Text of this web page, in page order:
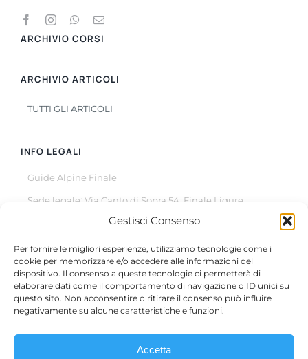
Gestisci Consenso
Per fornire le migliori esperienze, utilizziamo tecnologie come i
cookie per memorizzare e/o accedere alle informazioni del
dispositivo. Il consenso a queste tecnologie ci permetterà di
elaborare dati come il comportamento di navigazione o ID unici su
questo sito. Non acconsentire o ritirare il consenso può influire
negativamente su alcune caratteristiche e funzioni.
Accetta
ARCHIVIO CORSI
ARCHIVIO ARTICOLI
TUTTI GLI ARTICOLI
INFO LEGALI
Guide Alpine Finale
Sede legale: Via Canto di Sopra 54, Finale Ligure
All Rights Reserved
Questo sito è protetto da reCAPTCHA, il suo utilizzo è
Privacy Policye aitermini di utilizzodi Google.